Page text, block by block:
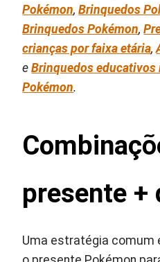
Pokémon,Brinquedos
Brinquedos Pokémon,
crianças por faixa etária,
eBrinquedos educativos
Pokémon.
presente +
Uma estratégia comum